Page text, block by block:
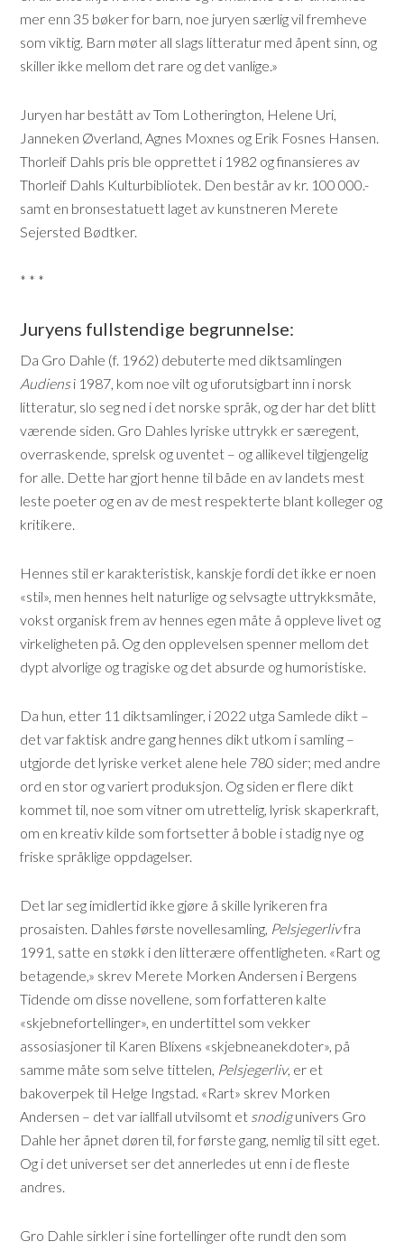
mer enn 35 bøker for barn, noe juryen særlig vil fremheve
som viktig. Barn møter all slags litteratur med åpent sinn, og
skiller ikke mellom det rare og det vanlige.»
Juryen har bestått av Tom Lotherington, Helene Uri,
Janneken Øverland, Agnes Moxnes og Erik Fosnes Hansen.
Thorleif Dahls pris ble opprettet i 1982 og finansieres av
Thorleif Dahls Kulturbibliotek. Den består av kr. 100 000.-
samt en bronsestatuett laget av kunstneren Merete
Sejersted Bødtker.
* * *
Juryens fullstendige begrunnelse:
Da Gro Dahle (f. 1962) debuterte med diktsamlingen
Audiensi 1987, kom noe vilt og uforutsigbart inn i norsk
litteratur, slo seg ned i det norske språk, og der har det blitt
værende siden. Gro Dahles lyriske uttrykk er særegent,
overraskende, sprelsk og uventet – og allikevel tilgjengelig
for alle. Dette har gjort henne til både en av landets mest
leste poeter og en av de mest respekterte blant kolleger og
kritikere.
Hennes stil er karakteristisk, kanskje fordi det ikke er noen
«stil», men hennes helt naturlige og selvsagte uttrykksmåte,
vokst organisk frem av hennes egen måte å oppleve livet og
virkeligheten på. Og den opplevelsen spenner mellom det
dypt alvorlige og tragiske og det absurde og humoristiske.
Da hun, etter 11 diktsamlinger, i 2022 utga Samlede dikt –
det var faktisk andre gang hennes dikt utkom i samling –
utgjorde det lyriske verket alene hele 780 sider; med andre
ord en stor og variert produksjon. Og siden er flere dikt
kommet til, noe som vitner om utrettelig, lyrisk skaperkraft,
om en kreativ kilde som fortsetter å boble i stadig nye og
friske språklige oppdagelser.
Det lar seg imidlertid ikke gjøre å skille lyrikeren fra
prosaisten. Dahles første novellesamling, Pelsjegerlivfra
1991, satte en støkk i den litterære offentligheten. «Rart og
betagende,» skrev Merete Morken Andersen i Bergens
Tidende om disse novellene, som forfatteren kalte
«skjebnefortellinger», en undertittel som vekker
assosiasjoner til Karen Blixens «skjebneanekdoter», på
samme måte som selve tittelen, Pelsjegerliv, er et
bakoverpek til Helge Ingstad. «Rart» skrev Morken
Andersen – det var iallfall utvilsomt et snodigunivers Gro
Dahle her åpnet døren til, for første gang, nemlig til sitt eget.
Og i det universet ser det annerledes ut enn i de fleste
andres.
Gro Dahle sirkler i sine fortellinger ofte rundt den som